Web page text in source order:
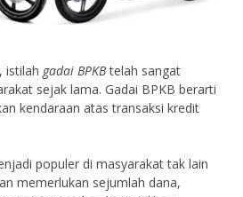
istilah gadai BPKBtelah sangat
sejak lama. Gadai BPKB berarti
kendaraan atas transaksi kredit
populer di masyarakat tak lain
memerlukan sejumlah dana,